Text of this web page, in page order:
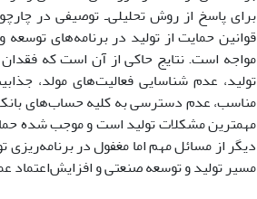
برای پاسخ از روش تحلیلی‌ـ‌ توصیفی در
قوانین حمایت از تولید در برنامه‌های
مواجه است. نتایج حاکی از آن است که
تولید، عدم شناسایی فعالیت‌های مولد،
مناسب، عدم دسترسی به کلیه حساب‌های
مهمترین مشکلات تولید است و موجب شده
دیگر از مسائل مهم اما مغفول در
مسیر تولید و توسعه صنعتی و افزایش‌اعتماد